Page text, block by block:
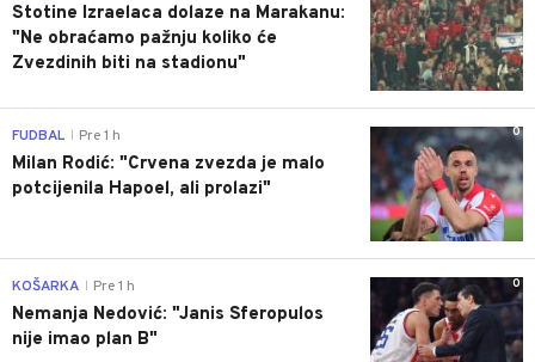
Stotine Izraelaca dolaze na Marakanu:
"Ne obraćamo pažnju koliko će
Zvezdinih biti na stadionu"
0
FUDBAL Pre 1 h
Milan Rodić: "Crvena zvezda je malo
potcijenila Hapoel, ali prolazi"
0
KOŠARKA Pre 1 h
Nemanja Nedović: "Janis Sferopulos
nije imao plan B"